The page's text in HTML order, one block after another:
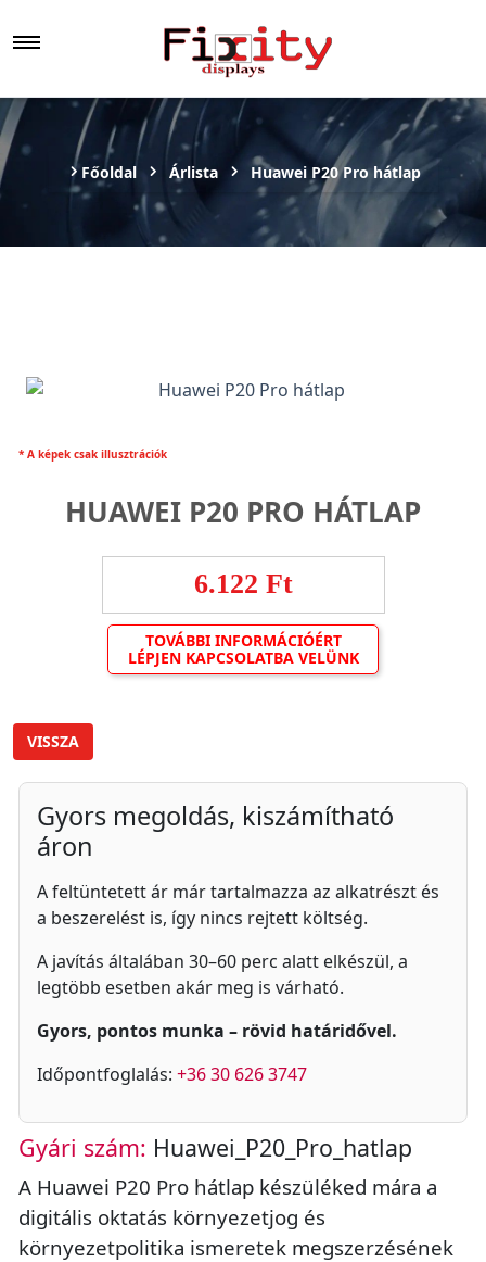
Főoldal Árlista Huawei P20 Pro hátlap
* A képek csak illusztrációk
HUAWEI P20 PRO HÁTLAP
6.122 Ft
TOVÁBBI INFORMÁCIÓÉRT
LÉPJEN KAPCSOLATBA VELÜNK
VISSZA
Gyors megoldás, kiszámítható
áron
A feltüntetett ár már tartalmazza az alkatrészt és
a beszerelést is, így nincs rejtett költség.
A javítás általában 30–60 perc alatt elkészül, a
legtöbb esetben akár meg is várható.
Gyors, pontos munka – rövid határidővel.
Időpontfoglalás: +36 30 626 3747
Gyári szám: Huawei_P20_Pro_hatlap
A Huawei P20 Pro hátlap készüléked mára a
digitális oktatás környezetjog és
környezetpolitika ismeretek megszerzésének